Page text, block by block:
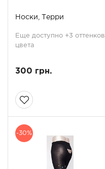
Носки, Терри
Еще доступно +3 оттенков
цвета
300 грн.
-30%